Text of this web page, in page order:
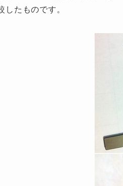
したものです。